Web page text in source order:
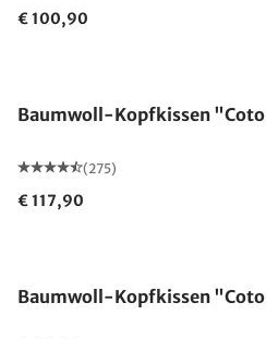
€ 100,90
Baumwoll-Kopfkissen
(275)
€ 117,90
Baumwoll-Kopfkissen